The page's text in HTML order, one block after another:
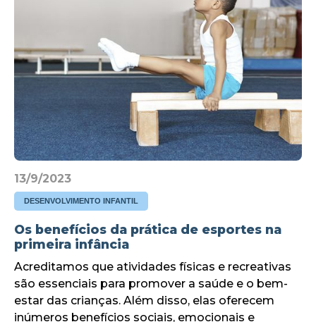
13/9/2023
DESENVOLVIMENTO INFANTIL
Os benefícios da prática de esportes na
primeira infância
Acreditamos que atividades físicas e recreativas
são essenciais para promover a saúde e o bem-
estar das crianças. Além disso, elas oferecem
inúmeros benefícios sociais, emocionais e